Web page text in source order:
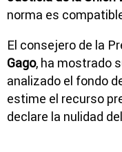
norma es
El consejero de la
Gago, ha mostrado
analizado el fondo
estime el recurso
declare la nulidad